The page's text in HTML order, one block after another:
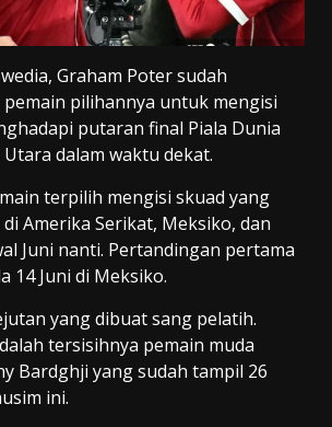
Graham Poter sudah
pilihannya untuk mengisi
putaran final Piala Dunia
dalam waktu dekat.
terpilih mengisi skuad yang
Amerika Serikat, Meksiko, dan
Juni nanti. Pertandingan pertama
14 Juni di Meksiko.
yang dibuat sang pelatih.
tersisihnya pemain muda
Bardghji yang sudah tampil 26
ini.